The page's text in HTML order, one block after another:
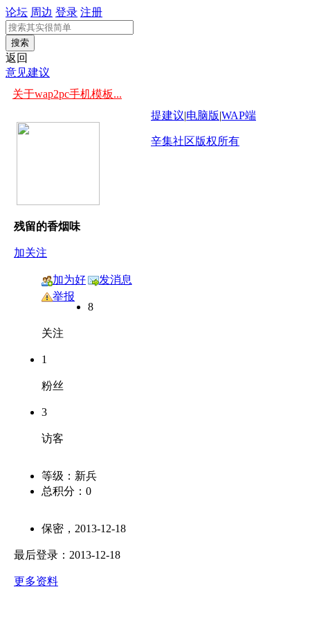
论坛 周边 登录 注册
搜索
返回
意见建议
关于wap2pc手机模板...
残留的香烟味
加关注
加为好
友
发消息
举报
8
关注
1
粉丝
3
访客
等级： 新兵
总积分： 0
保密，2013-12-18
最后登录：2013-12-18
更多资料
提建议|电脑版|WAP端
辛集社区版权所有